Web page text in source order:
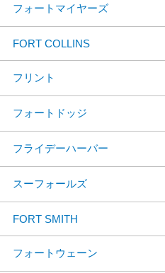
フォートマイヤーズ
FORT COLLINS
フリント
フォートドッジ
フライデーハーバー
スーフォールズ
FORT SMITH
フォートウェーン